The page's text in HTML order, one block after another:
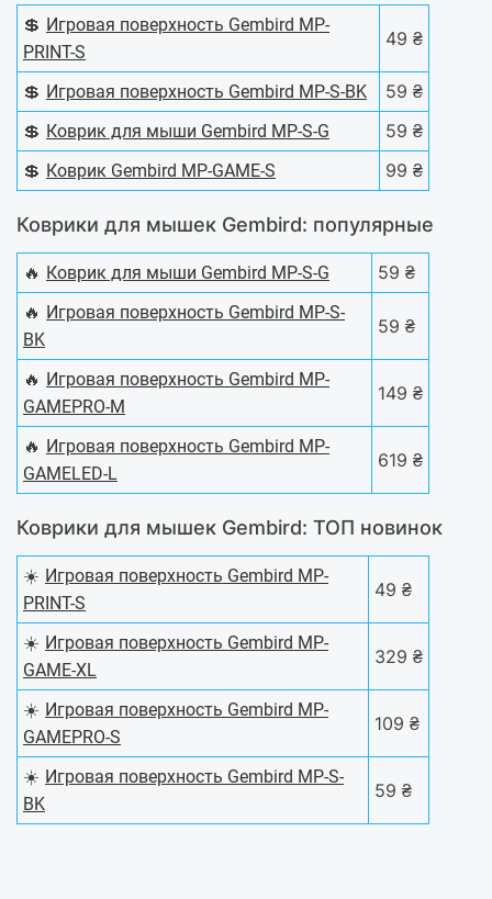
💲 Игровая поверхность Gembird MP-
PRINT-S
49 ₴
💲 Игровая поверхность Gembird MP-S-BK
59 ₴
💲 Коврик для мыши Gembird MP-S-G
59 ₴
💲 Коврик Gembird MP-GAME-S 99 ₴
Коврики для мышек Gembird: популярные
🔥 Коврик для мыши Gembird MP-S-G
59 ₴
🔥 Игровая поверхность Gembird MP-S-
BK
59 ₴
🔥 Игровая поверхность Gembird MP-
GAMEPRO-M
149 ₴
🔥 Игровая поверхность Gembird MP-
GAMELED-L
619 ₴
Коврики для мышек Gembird: ТОП новинок
☀️ Игровая поверхность Gembird MP-
PRINT-S
49 ₴
☀️ Игровая поверхность Gembird MP-
GAME-XL
329 ₴
☀️ Игровая поверхность Gembird MP-
GAMEPRO-S
109 ₴
☀️ Игровая поверхность Gembird MP-S-
BK
59 ₴